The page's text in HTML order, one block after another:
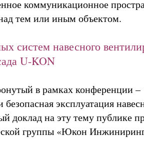
коммуникационное
тем или иным объектом.
систем навесного
U-KON
в рамках конференции –
эксплуатация
доклад на эту тему публике
группы «Юкон